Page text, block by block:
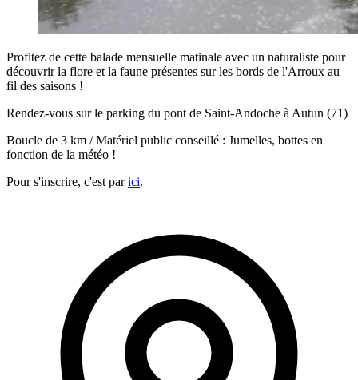
Profitez de cette balade mensuelle matinale avec un naturaliste pour
découvrir la flore et la faune présentes sur les bords de l'Arroux au
fil des saisons !
Rendez-vous sur le parking du pont de Saint-Andoche à Autun (71)
Boucle de 3 km / Matériel public conseillé : Jumelles, bottes en
fonction de la météo !
Pour s'inscrire, c'est parici.